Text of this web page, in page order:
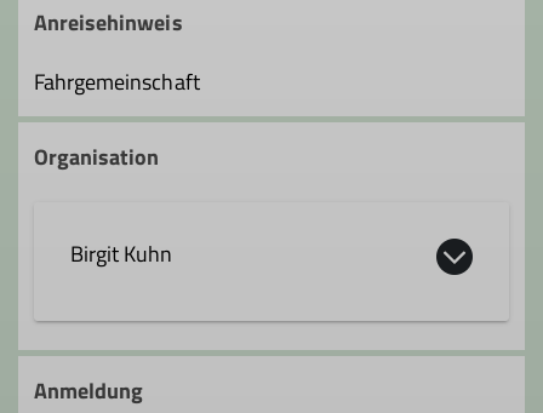
Anreisehinweis
Fahrgemeinschaft
Organisation
Birgit Kuhn
birgit.kuhn@dav-feucht.de
Anmeldung